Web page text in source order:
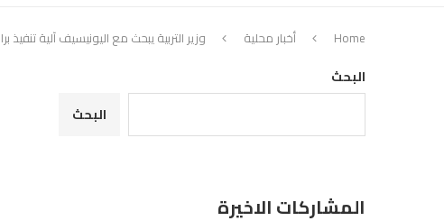
Home أخبار محلية
وزير التربية يبحث مع اليونيسيف آلية تنفيذ
البحث
البحث
المشاركات الاخيرة